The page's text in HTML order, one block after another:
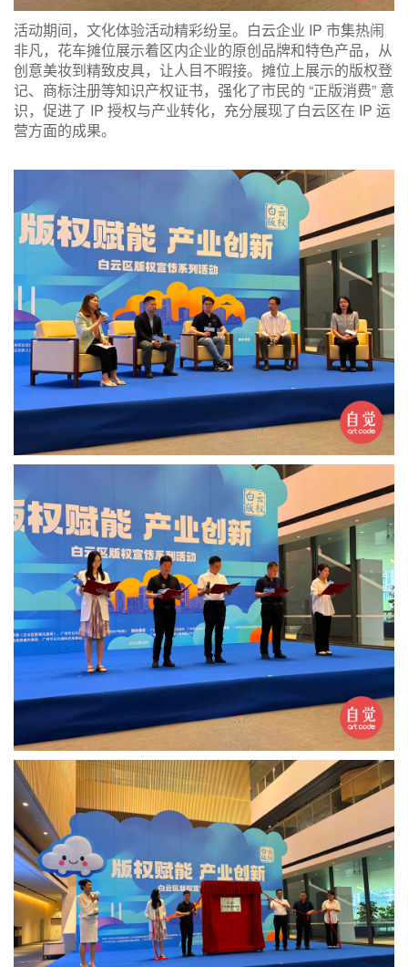
活动期间，文化体验活动精彩纷呈。白云企业 IP 市集热闹
非凡，花车摊位展示着区内企业的原创品牌和特色产品，从
创意美妆到精致皮具，让人目不暇接。摊位上展示的版权登
记、商标注册等知识产权证书，强化了市民的 “正版消费” 意
识，促进了 IP 授权与产业转化，充分展现了白云区在 IP 运
营方面的成果。